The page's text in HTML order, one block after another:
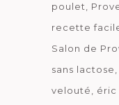
poulet
recette
Salon de
sans lactose
velouté
éric